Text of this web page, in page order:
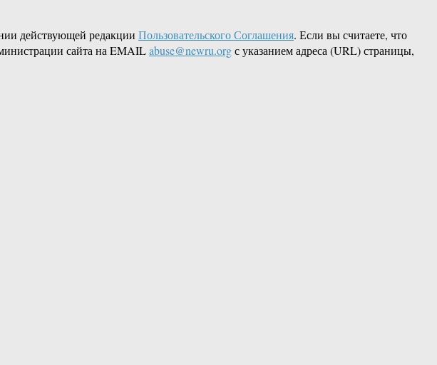
действующей редакции Пользовательского Соглашения. Если вы считаете, что
сайта на EMAILabuse@newru.orgс указанием адреса (URL) страницы,